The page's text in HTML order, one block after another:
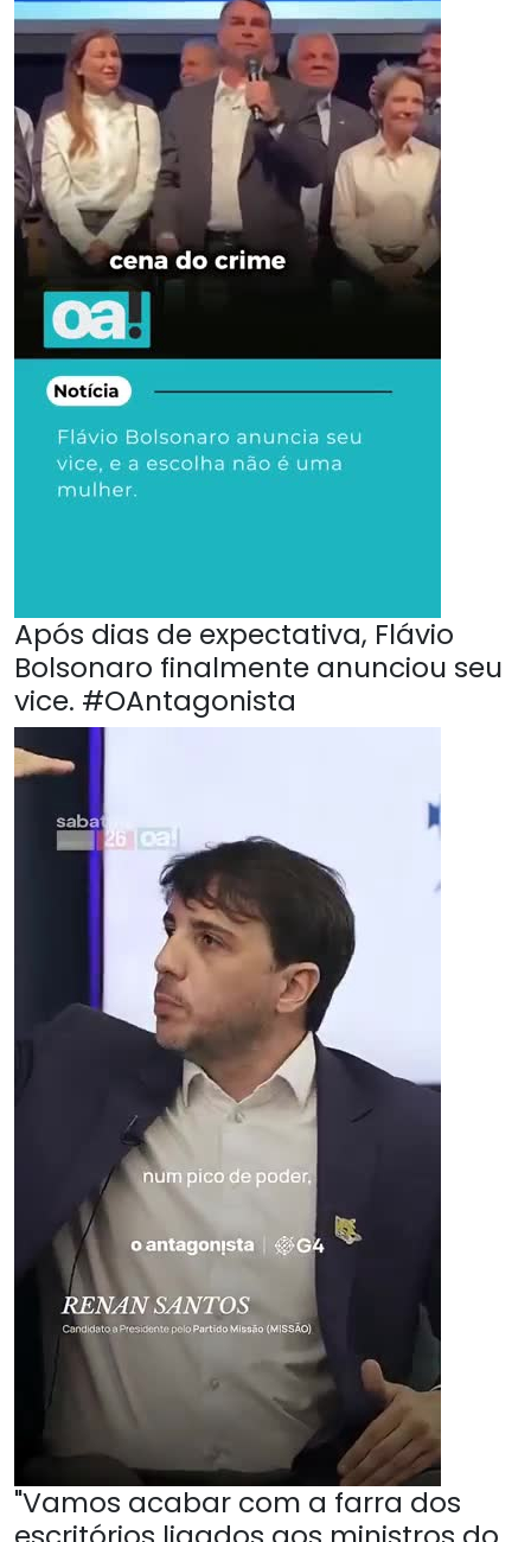
Após dias de expectativa, Flávio
Bolsonaro finalmente anunciou seu
vice. #OAntagonista
"Vamos acabar com a farra dos